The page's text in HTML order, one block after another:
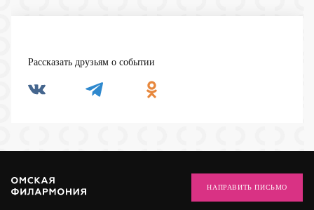
Рассказать друзьям о событии
НАПРАВИТЬ ПИСЬМО